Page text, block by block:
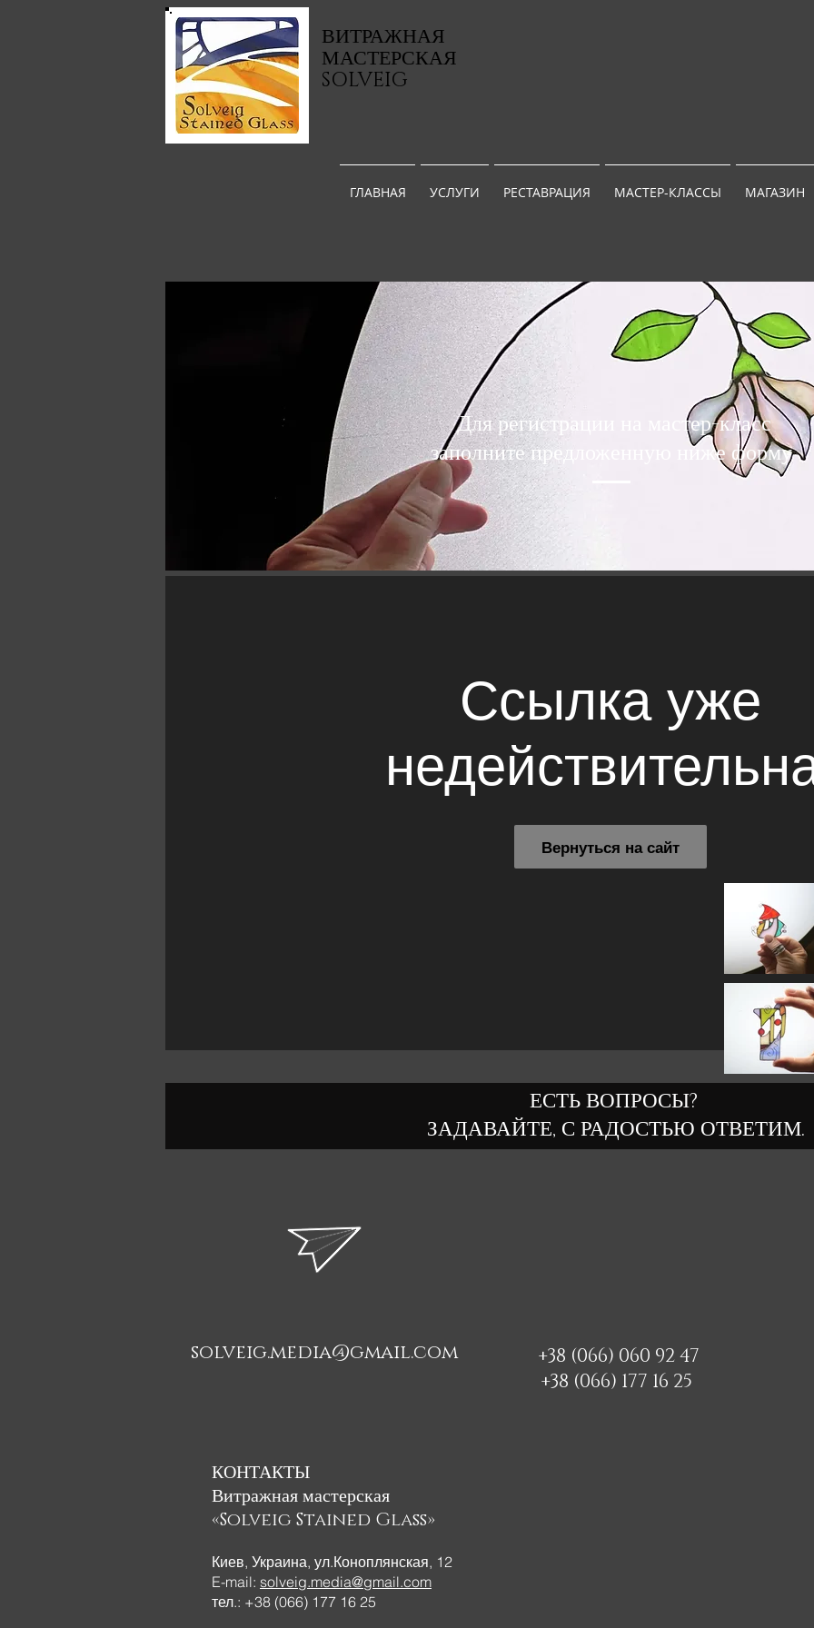
ВИТРАЖНАЯ
МАСТЕРСКАЯ
SOLVEIG
ГЛАВНАЯ УСЛУГИ РЕСТАВРАЦИЯ МАСТЕР-КЛАССЫ МАГАЗИН
Для регистрации на мастер-класс
заполните предложенную ниже форму
Ссылка уже
Вернуться на сайт
ЕСТЬ ВОПРОСЫ?
ЗАДАВАЙТЕ, С РАДОСТЬЮ ОТВЕТИМ.
solveig.media@gmail.com
+38 (066) 060 92 47
+38 (066) 177 16 25
КОНТАКТЫ
Витражная мастерская
«Solveig Stained Glass»
Киев, Украина, ул.Коноплянская, 12
E-mail: solveig.media@gmail.com
тел.: +38 (066) 177 16 25